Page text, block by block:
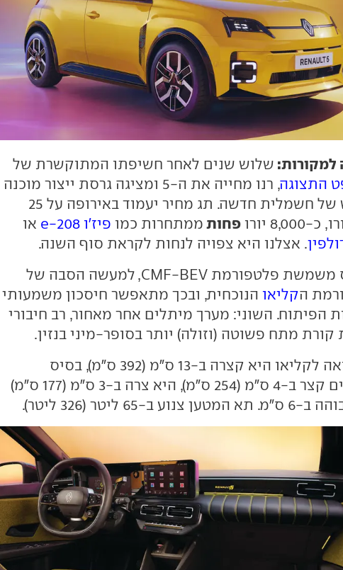
למקורות: שלוש שנים לאחר חשיפתו המתוקשרת של
התצוגה
, רנו מחייה את ה-5 ומציגה גרסת ייצור מוכנה
לכביש של חשמלית חדשה. תג מחיר יעמוד באירופה על 25
יורו
פחות ממתחרות כמו פיז'ו e-208
או
. אצלנו היא צפויה לנחות לקראת סוף השנה.
כבסיס משמשת פלטפורמת CMF-BEV, למעשה הסבה של
הקליאו הנוכחית, ובכך מתאפשר חיסכון משמעותי
הפיתוח. השוני: מערך מיתלים אחר מאחור, רב חיבורי
קורת מתח פשוטה (וזולה) יותר בסופר-מיני בנזין.
בהשוואה לקליאו היא קצרה ב-13 ס"מ (392 ס"מ), בסיס
הגלגלים קצר ב-4 ס"מ (254 ס"מ), היא צרה ב-3 ס"מ (177 ס"מ)
צנוע ב-65 ליטר (326 ליטר).